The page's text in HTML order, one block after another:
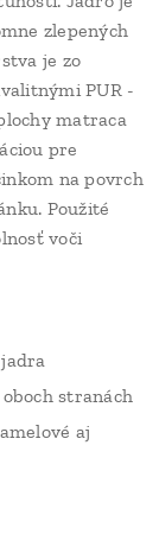
zlepených
je zo
PUR -
matraca
pre
na povrch
Použité
voči
stranách
aj